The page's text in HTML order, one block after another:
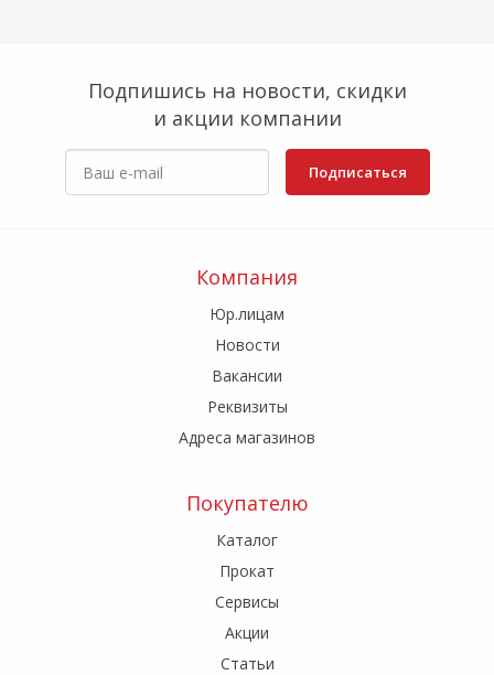
Подпишись на новости, скидки
и акции компании
Подписаться
Компания
Юр.лицам
Новости
Вакансии
Реквизиты
Адреса магазинов
Покупателю
Каталог
Прокат
Сервисы
Акции
Статьи